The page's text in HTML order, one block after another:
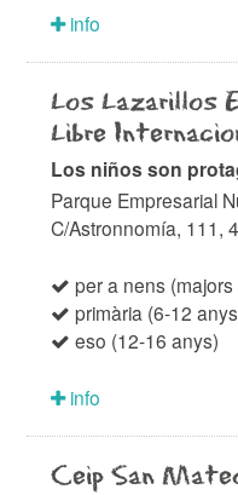
info
Los Lazarillos
Libre
Los niños son
Parque Empresarial
C/Astronnomía, 111,
per a nens
primària (6-12
eso (12-16 anys)
info
Ceip San